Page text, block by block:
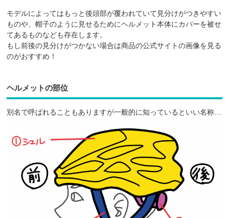
モデルによってはもっと後頭部が覆われていて見分けがつきやすい
ものや、帽子のように見せるためにヘルメット本体にカバーを被せ
てあるものなども存在します。
もし前後の見分けがつかない場合は商品の公式サイトの画像を見る
のがおすすめ！
ヘルメットの部位
別名で呼ばれることもありますが一般的に知っているといい名称…